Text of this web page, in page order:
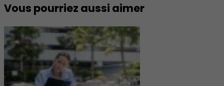
Vous pourriez aussi aimer